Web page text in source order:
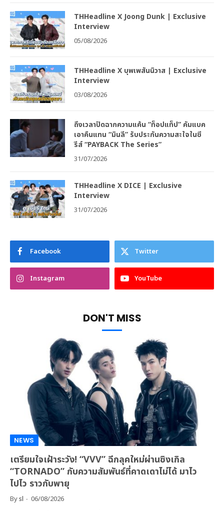
THHeadline X Joong Dunk | Exclusive
Interview
05/08/2026
THHeadline X บุพเพสันนิวาส | Exclusive
Interview
03/08/2026
ถึงเวลาปิดฉากความแค้น “ท็อปแท็ป” คัมแบค
เอาคืนแทน “มินลี” รับประกันความสะใจในซี
รีส์ “PAYBACK The Series”
31/07/2026
THHeadline X DICE | Exclusive
Interview
31/07/2026
Facebook Twitter
Instagram YouTube
DON'T MISS
NEWS
เตรียมใจเฝ้าระวัง! “VVV” ฉีกลุคใหม่ผ่านซิงเกิล
“TORNADO” กับความสัมพันธ์ที่คาดเดาไม่ได้ มาไว
ไปไว ราวกับพายุ
Bysl 06/08/2026